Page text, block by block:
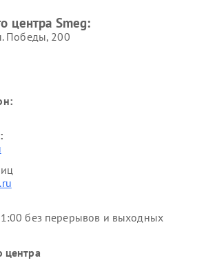
центра Smeg:
Победы, 200
без перерывов и выходных
центра